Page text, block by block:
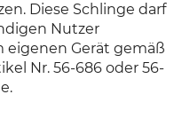
Diese Schlinge darf
Nutzer
eigenen Gerät gemäß
Nr. 56-686 oder 56-